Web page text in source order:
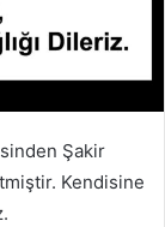
Şakir
Kendisine